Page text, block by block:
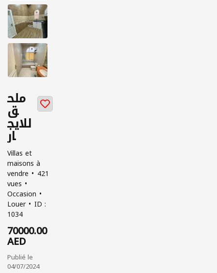
ملح
ق
للايج
ار
Villas et
maisons à
vendre 421
vues
Occasion
Louer ID :
1034
70000.00
AED
Publié le
04/07/2024